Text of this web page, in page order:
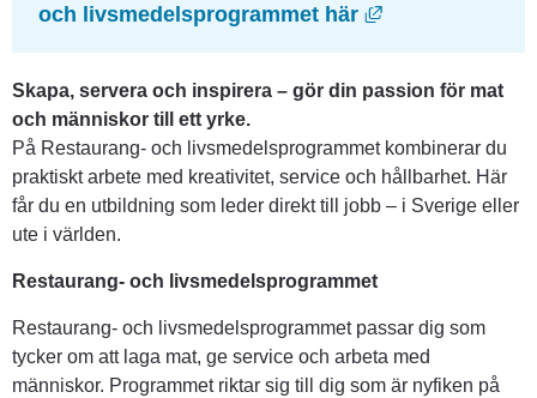
och livsmedelsprogrammet här
Länk till
Skapa, servera och inspirera – gör din passion för mat
och människor till ett yrke.
På Restaurang- och livsmedelsprogrammet kombinerar du
praktiskt arbete med kreativitet, service och hållbarhet. Här
får du en utbildning som leder direkt till jobb – i Sverige eller
ute i världen.
Restaurang- och livsmedelsprogrammet
Restaurang- och livsmedelsprogrammet passar dig som
tycker om att laga mat, ge service och arbeta med
människor. Programmet riktar sig till dig som är nyfiken på